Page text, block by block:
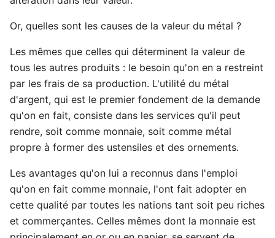
Or, quelles sont les causes de la valeur du métal ?
Les mêmes que celles qui déterminent la valeur de
tous les autres produits : le besoin qu'on en a restreint
par les frais de sa production. L'utilité du métal
d'argent, qui est le premier fondement de la demande
qu'on en fait, consiste dans les services qu'il peut
rendre, soit comme monnaie, soit comme métal
propre à former des ustensiles et des ornements.
Les avantages qu'on lui a reconnus dans l'emploi
qu'on en fait comme monnaie, l'ont fait adopter en
cette qualité par toutes les nations tant soit peu riches
et commerçantes. Celles mêmes dont la monnaie est